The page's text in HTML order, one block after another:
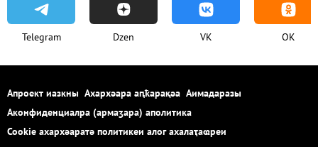
Telegram Dzen VK OK
Апроект иазкны Ахархәара аԥҟарақәа Аимадаразы
Аконфиденциалра (армаӡара) аполитика
Cookie ахархәаратә политикеи алог ахалаҭаҩреи